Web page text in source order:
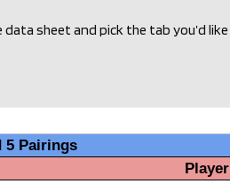
sheet and pick the tab you’d like